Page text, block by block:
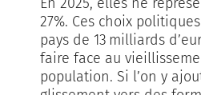
27%. Ces choix
pays de 13 milliar­ds
faire face au
population. Si l’on y